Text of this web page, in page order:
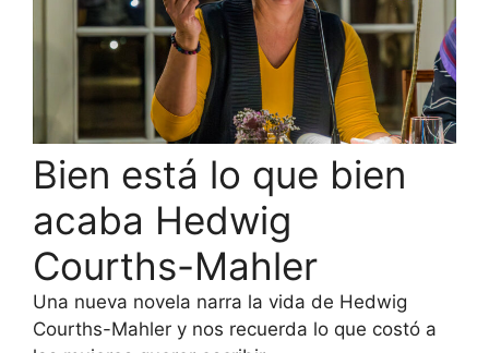
Bien está lo que bien
acaba Hedwig
Courths-Mahler
Una nueva novela narra la vida de Hedwig
Courths-Mahler y nos recuerda lo que costó a